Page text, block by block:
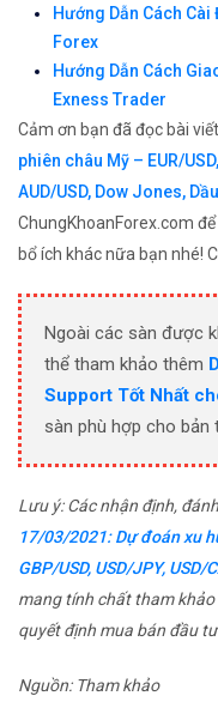
Hướng Dẫn Cách
Forex
Hướng Dẫn Cách
Exness Trader
Cảm ơn bạn đã đọc bài viết
phiên châu Mỹ – EUR/
AUD/USD, Dow Jones,
ChungKhoanForex.com
bổ ích khác nữa bạn nhé!
Ngoài các sàn được
thể tham khảo thêm
Support Tốt Nhất
sàn phù hợp cho bản
Lưu ý: Các nhận định,
17/03/2021: Dự đoán xu
GBP/USD, USD/JPY, USD/
mang tính chất tham
quyết định mua bán đầu
Nguồn: Tham khảo